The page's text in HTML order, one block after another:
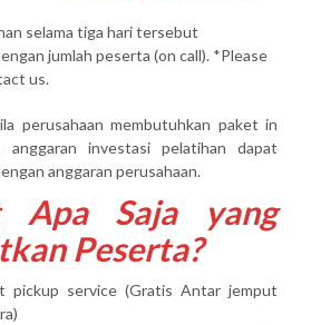
selama tiga hari tersebut
jumlah peserta (on call). *Please
us.
perusahaan membutuhkan paket in
anggaran investasi pelatihan dapat
anggaran perusahaan.
Apa Saja yang
Peserta?
pickup service (Gratis Antar jemput